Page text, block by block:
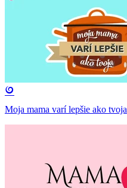
Moja mama varí lepšie ako tvoja